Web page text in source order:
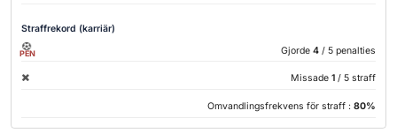
Straffrekord (karriär)
PEN Gjorde 4 / 5 penalties
Missade 1 / 5 straff
Omvandlingsfrekvens för straff : 80%